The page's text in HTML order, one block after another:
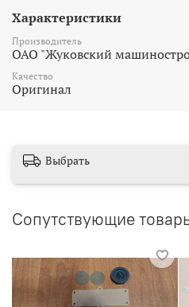
Характеристики
Производитель
ОАО "Жуковский
Качество
Оригинал
Выбрать
Сопутствующие